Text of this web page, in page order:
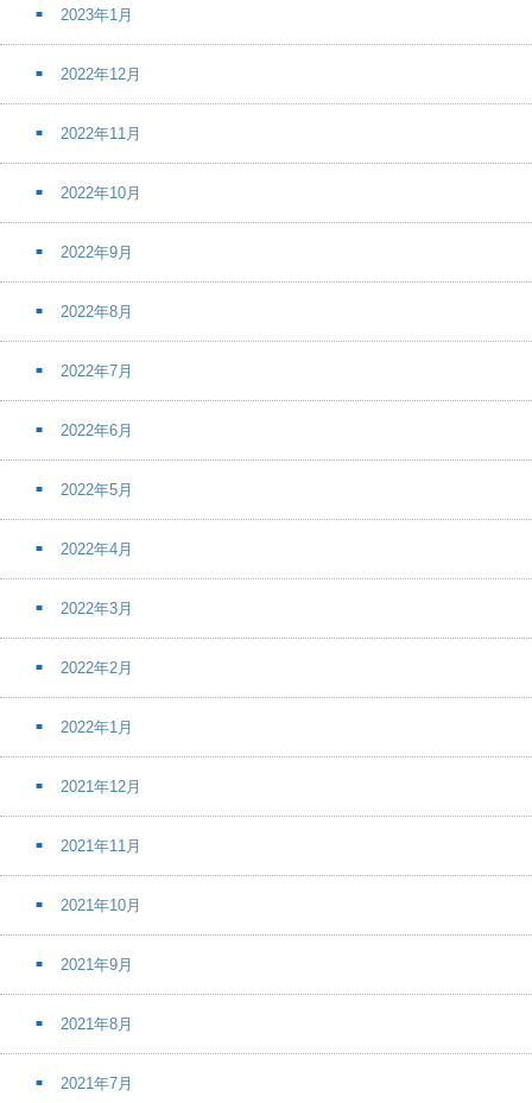
2023年1月
2022年12月
2022年11月
2022年10月
2022年9月
2022年8月
2022年7月
2022年6月
2022年5月
2022年4月
2022年3月
2022年2月
2022年1月
2021年12月
2021年11月
2021年10月
2021年9月
2021年8月
2021年7月